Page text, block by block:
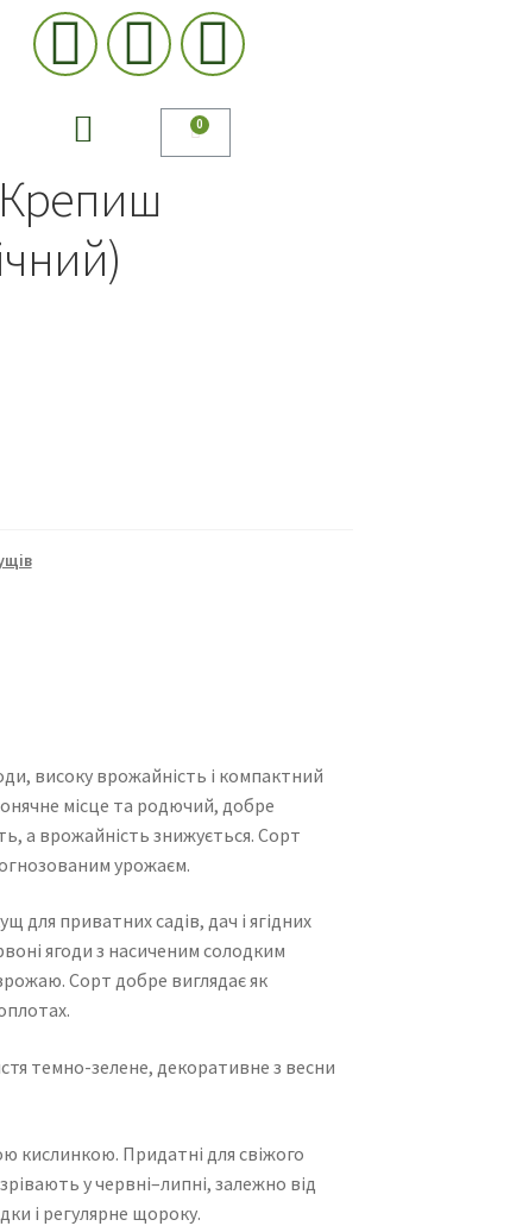
високу врожайність і компактний
місце та родючий, добре
а врожайність знижується. Сорт
урожаєм.
приватних садів, дач і ягідних
ягоди з насиченим солодким
Сорт добре виглядає як
темно-зелене, декоративне з весни
кислинкою. Придатні для свіжого
у червні–липні, залежно від
і регулярне щороку.